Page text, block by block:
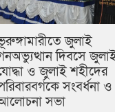
জুলাই
দিবসে
ও জুলাই শহীদের
সংবর্ধনা ও
সভা